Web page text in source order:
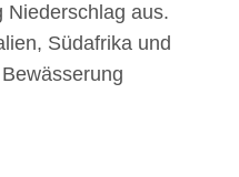
Niederschlag aus.
Südafrika und